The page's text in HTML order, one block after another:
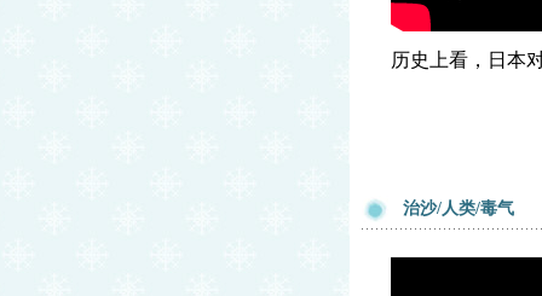
历史上看，日本
治沙/人类/毒气